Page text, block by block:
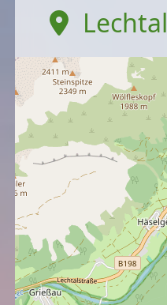
Lechtal